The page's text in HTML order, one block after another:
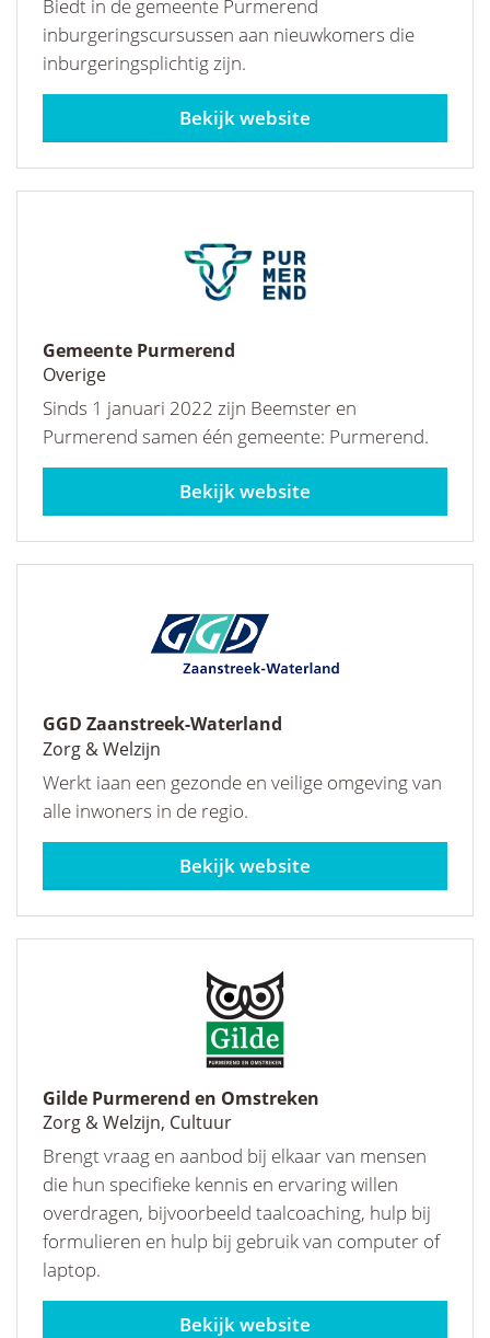
Biedt in de gemeente Purmerend
inburgeringscursussen aan nieuwkomers die
inburgeringsplichtig zijn.
Gemeente Purmerend
Overige
Sinds 1 januari 2022 zijn Beemster en
Purmerend samen één gemeente: Purmerend.
GGD Zaanstreek-Waterland
Zorg & Welzijn
Werkt iaan een gezonde en veilige omgeving van
alle inwoners in de regio.
Gilde Purmerend en Omstreken
Zorg & Welzijn, Cultuur
Brengt vraag en aanbod bij elkaar van mensen
die hun specifieke kennis en ervaring willen
overdragen, bijvoorbeeld taalcoaching, hulp bij
formulieren en hulp bij gebruik van computer of
laptop.
gildepurmerend.nl